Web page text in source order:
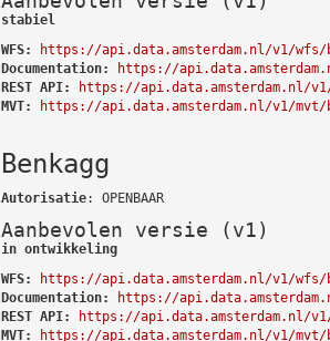
stabiel
WFS:
https://api.data.amsterdam.nl/v1/wfs/
Documentation:
https://
REST API:
https://api.data.amsterdam.nl/
MVT:
https://api.data.amsterdam.nl/v1/mvt/
Benkagg
Autorisatie: OPENBAAR
Aanbevolen versie (v1)
in ontwikkeling
WFS:
https://api.data.amsterdam.nl/v1/wfs/
Documentation:
https://
REST API:
https://api.data.amsterdam.nl/v1/
MVT:
https://api.data.amsterdam.nl/v1/mvt/